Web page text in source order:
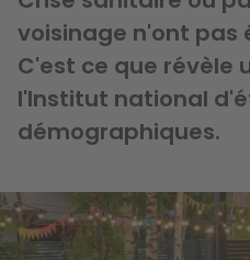
voisinage n'ont pas
C'est ce que révèle
l'Institut national
démographiques.
Image